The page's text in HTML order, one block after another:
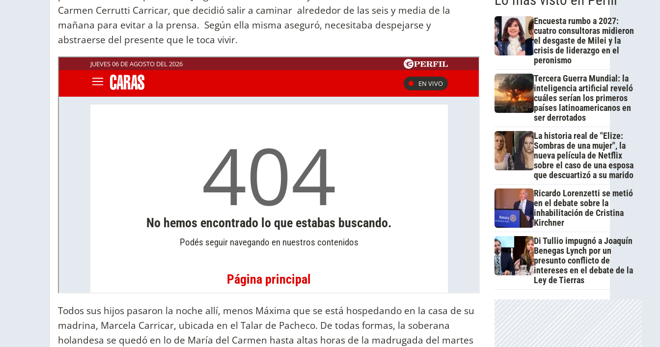
Carmen Cerrutti Carricar, que decidió salir a caminar alrededor de las seis y media de la
mañana para evitar a la prensa. Según ella misma aseguró, necesitaba despejarse y
abstraerse del presente que le toca vivir.
Todos sus hijos pasaron la noche allí, menos Máxima que se está hospedando en la casa de su
madrina, Marcela Carricar, ubicada en el Talar de Pacheco. De todas formas, la soberana
holandesa se quedó en lo de María del Carmen hasta altas horas de la madrugada del martes
Encuesta rumbo a 2027:
cuatro consultoras midieron
el desgaste de Milei y la
crisis de liderazgo en el
peronismo
Tercera Guerra Mundial: la
inteligencia artificial reveló
cuáles serían los primeros
países latinoamericanos en
ser derrotados
La historia real de "Elize:
Sombras de una mujer", la
nueva película de Netflix
sobre el caso de una esposa
que descuartizó a su marido
Ricardo Lorenzetti se metió
en el debate sobre la
inhabilitación de Cristina
Kirchner
Di Tullio impugnó a Joaquín
Benegas Lynch por un
presunto conflicto de
intereses en el debate de la
Ley de Tierras